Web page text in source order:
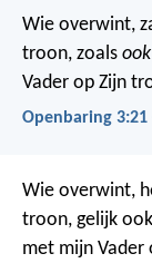
Wie overwint,
troon, zoals ook
Vader op Zijn
Openbaring 3:21
Wie overwint,
troon, gelijk
met mijn Vader